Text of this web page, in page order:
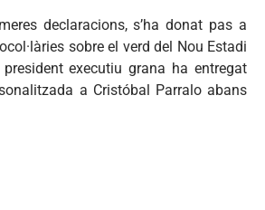
declaracions, s’ha donat pas a
sobre el verd del Nou Estadi
executiu grana ha entregat
a Cristóbal Parralo abans